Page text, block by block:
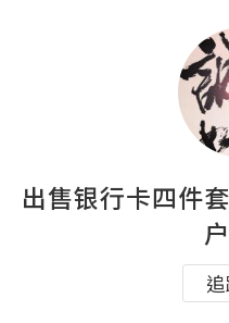
出售银行卡四件